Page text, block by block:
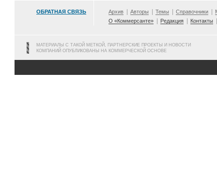
ОБРАТНАЯ СВЯЗЬ Архив Авторы Темы Справочники
О «Коммерсанте»
Редакция Контакты
МАТЕРИАЛЫ С ТАКОЙ МЕТКОЙ, ПАРТНЕРСКИЕ ПРОЕКТЫ И НОВОСТИ
КОМПАНИЙ ОПУБЛИКОВАНЫ НА КОММЕРЧЕСКОЙ ОСНОВЕ